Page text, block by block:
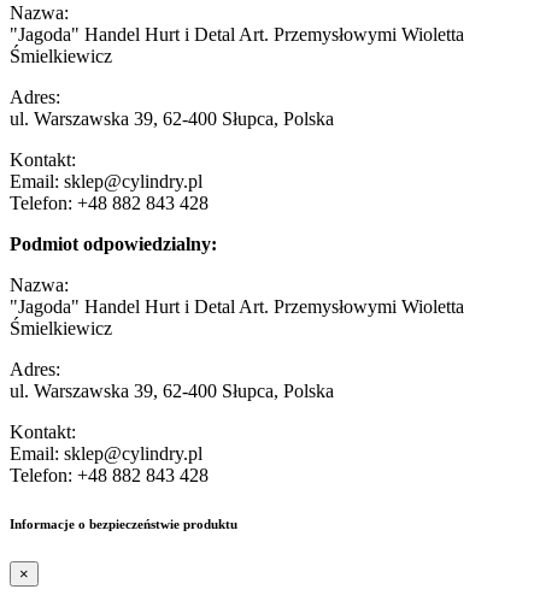
Nazwa:
"Jagoda" Handel Hurt i Detal Art. Przemysłowymi Wioletta
Śmielkiewicz
Adres:
ul. Warszawska 39, 62-400 Słupca, Polska
Kontakt:
Email: sklep@cylindry.pl
Telefon: +48 882 843 428
Podmiot odpowiedzialny:
Nazwa:
"Jagoda" Handel Hurt i Detal Art. Przemysłowymi Wioletta
Śmielkiewicz
Adres:
ul. Warszawska 39, 62-400 Słupca, Polska
Kontakt:
Email: sklep@cylindry.pl
Telefon: +48 882 843 428
Informacje o bezpieczeństwie produktu
×